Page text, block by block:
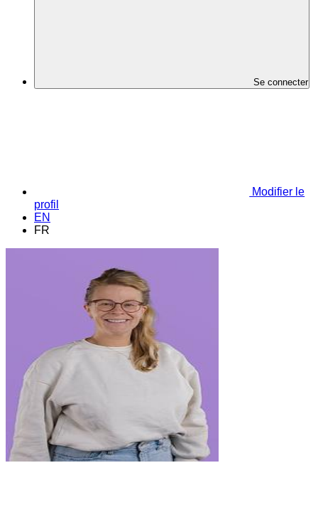
Se connecter
Modifier le
profil
EN
FR